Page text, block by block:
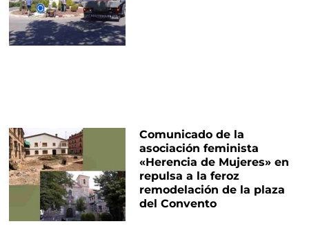
Comunicado de la
asociación feminista
«Herencia de Mujeres» en
repulsa a la feroz
remodelación de la plaza
del Convento